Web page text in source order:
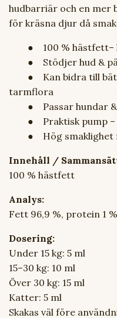
hudbarriär och en mer
för kräsna djur då
● 100 % hästfett–
● Stödjer hud &
● Kan bidra till
tarmflora
● Passar hundar &
● Praktisk pump –
● Hög smaklighet
Innehåll /
100 % hästfett
Analys:
Fett 96,9 %, protein 1
Dosering:
Under 15 kg: 5 ml
15–30 kg: 10 ml
Över 30 kg: 15 ml
Katter: 5 ml
Skakas väl före